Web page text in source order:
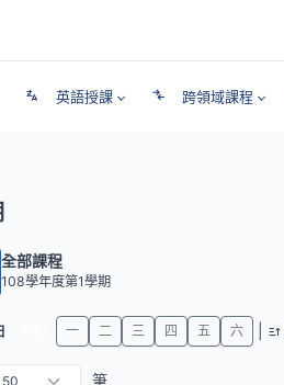
英語授課 跨領域課程
全部課程
108學年度第1學期
一 二 三 四 五 六
筆